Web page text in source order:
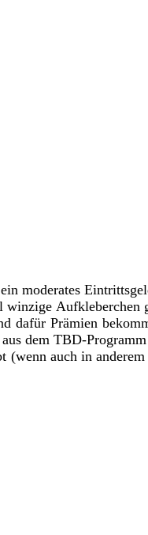
moderates
Aufkleberchen
dafür Prämien
dem TBD-
auch in